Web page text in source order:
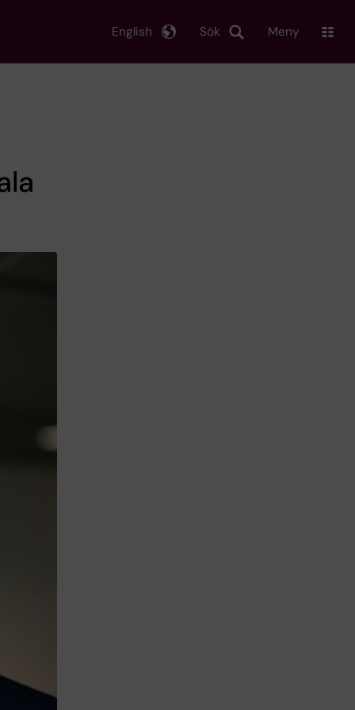
Sök
English Meny